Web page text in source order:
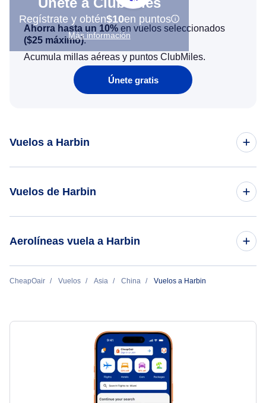
Regístrate y obtén$10en puntos
Más información
Ahorra hasta un 10% en vuelos seleccionados
($25 máximo).
Acumula millas aéreas y puntos ClubMiles.
Únete gratis
Vuelos a Harbin
Vuelos de Singapur a Harbin
Vuelos de Harbin
Aerolíneas vuela a Harbin
China Southern Airlines
CheapOair Vuelos Asia China Vuelos a Harbin